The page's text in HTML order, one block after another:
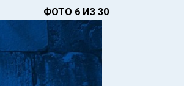
ФОТО 6 ИЗ 30